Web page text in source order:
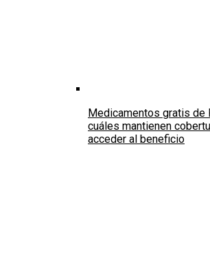
Medicamentos gratis de
cuáles mantienen
acceder al beneficio